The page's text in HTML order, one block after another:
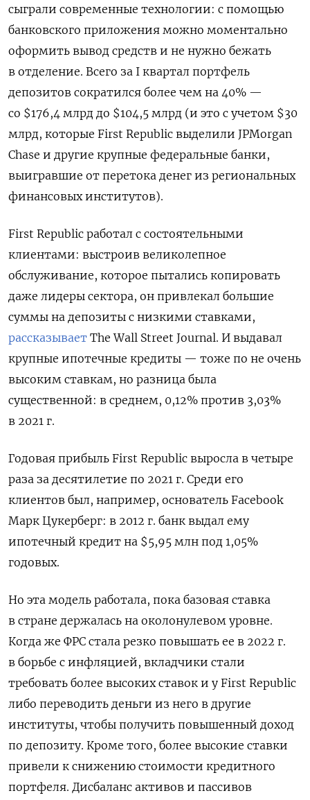
сыграли современные технологии: с помощью
банковского приложения можно моментально
оформить вывод средств и не нужно бежать
в отделение. Всего за I квартал портфель
депозитов сократился более чем на 40% —
со $176,4 млрд до $104,5 млрд (и это с учетом $30
млрд, которые First Republic выделили JPMorgan
Chase и другие крупные федеральные банки,
выигравшие от перетока денег из региональных
финансовых институтов).
First Republic работал с состоятельными
клиентами: выстроив великолепное
обслуживание, которое пытались копировать
даже лидеры сектора, он привлекал большие
суммы на депозиты с низкими ставками,
рассказывает The Wall Street Journal. И выдавал
крупные ипотечные кредиты — тоже по не очень
высоким ставкам, но разница была
существенной: в среднем, 0,12% против 3,03%
в 2021 г.
Годовая прибыль First Republic выросла в четыре
раза за десятилетие по 2021 г. Среди его
клиентов был, например, основатель Facebook
Марк Цукерберг: в 2012 г. банк выдал ему
ипотечный кредит на $5,95 млн под 1,05%
годовых.
Но эта модель работала, пока базовая ставка
в стране держалась на околонулевом уровне.
Когда же ФРС стала резко повышать ее в 2022 г.
в борьбе с инфляцией, вкладчики стали
требовать более высоких ставок и у First Republic
либо переводить деньги из него в другие
институты, чтобы получить повышенный доход
по депозиту. Кроме того, более высокие ставки
привели к снижению стоимости кредитного
портфеля. Дисбаланс активов и пассивов